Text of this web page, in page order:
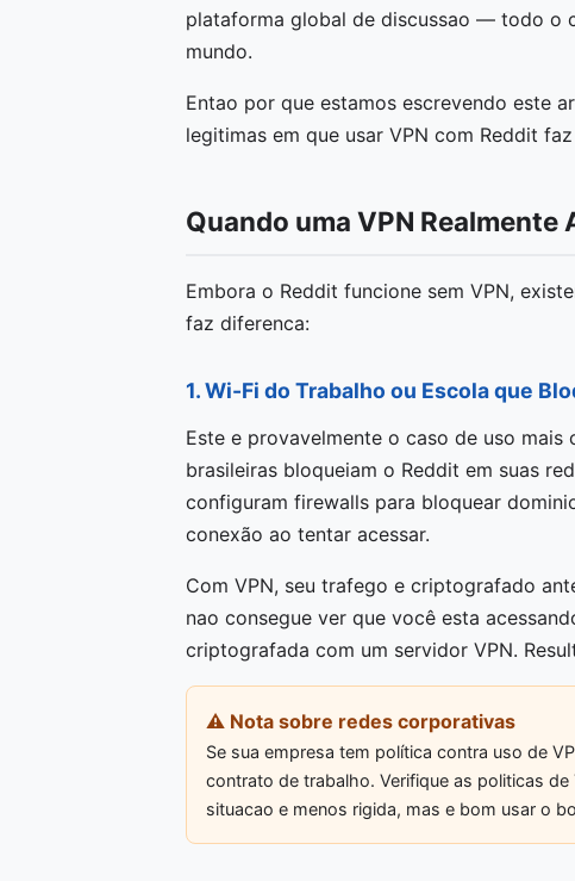
plataforma global de discussao — todo o
mundo.
Entao por que estamos escrevendo este
legitimas em que usar VPN com Reddit
Quando uma VPN Realmente
Embora o Reddit funcione sem VPN,
faz diferenca:
1. Wi-Fi do Trabalho ou Escola que
Este e provavelmente o caso de uso mais
brasileiras bloqueiam o Reddit em suas
configuram firewalls para bloquear
conexão ao tentar acessar.
Com VPN, seu trafego e criptografado
nao consegue ver que você esta
criptografada com um servidor VPN.
⚠️ Nota sobre redes corporativas
Se sua empresa tem política contra uso de
contrato de trabalho. Verifique as politicas
situacao e menos rigida, mas e bom usar o